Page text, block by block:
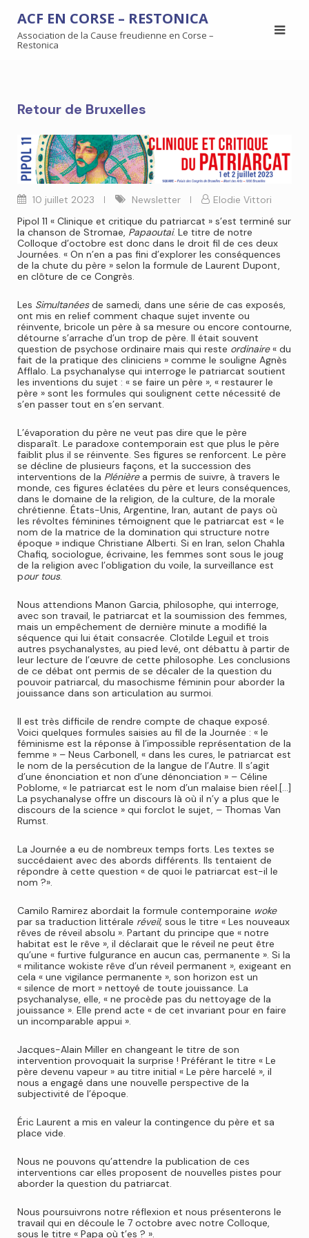
ACF EN CORSE – RESTONICA
Association de la Cause freudienne en Corse –
Restonica
Retour de Bruxelles
10 juillet 2023 Newsletter
Elodie Vittori
Pipol 11 « Clinique et critique du patriarcat » s’est terminé sur
la chanson de Stromae, Papaoutai. Le titre de notre
Colloque d’octobre est donc dans le droit fil de ces deux
Journées. « On n’en a pas fini d’explorer les conséquences
de la chute du père » selon la formule de Laurent Dupont,
en clôture de ce Congrès.
Les Simultanéesde samedi, dans une série de cas exposés,
ont mis en relief comment chaque sujet invente ou
réinvente, bricole un père à sa mesure ou encore contourne,
détourne s’arrache d’un trop de père. Il était souvent
question de psychose ordinaire mais qui reste ordinaire« du
fait de la pratique des cliniciens » comme le souligne Agnès
Afflalo. La psychanalyse qui interroge le patriarcat soutient
les inventions du sujet : « se faire un père », « restaurer le
père » sont les formules qui soulignent cette nécessité de
s’en passer tout en s’en servant.
L’évaporation du père ne veut pas dire que le père
disparaît. Le paradoxe contemporain est que plus le père
faiblit plus il se réinvente. Ses figures se renforcent. Le père
se décline de plusieurs façons, et la succession des
interventions de la Plénière a permis de suivre, à travers le
monde, ces figures éclatées du père et leurs conséquences,
dans le domaine de la religion, de la culture, de la morale
chrétienne. États-Unis, Argentine, Iran, autant de pays où
les révoltes féminines témoignent que le patriarcat est « le
nom de la matrice de la domination qui structure notre
époque » indique Christiane Alberti. Si en Iran, selon Chahla
Chafiq, sociologue, écrivaine, les femmes sont sous le joug
de la religion avec l’obligation du voile, la surveillance est
pour tous.
Nous attendions Manon Garcia, philosophe, qui interroge,
avec son travail, le patriarcat et la soumission des femmes,
mais un empêchement de dernière minute a modifié la
séquence qui lui était consacrée. Clotilde Leguil et trois
autres psychanalystes, au pied levé, ont débattu à partir de
leur lecture de l’œuvre de cette philosophe. Les conclusions
de ce débat ont permis de se décaler de la question du
pouvoir patriarcal, du masochisme féminin pour aborder la
jouissance dans son articulation au surmoi.
Il est très difficile de rendre compte de chaque exposé.
Voici quelques formules saisies au fil de la Journée : « le
féminisme est la réponse à l’impossible représentation de la
femme » – Neus Carbonell, « dans les cures, le patriarcat est
le nom de la persécution de la langue de l’Autre. Il s’agit
d’une énonciation et non d’une dénonciation » – Céline
Poblome, « le patriarcat est le nom d’un malaise bien réel.[…]
La psychanalyse offre un discours là où il n’y a plus que le
discours de la science » qui forclot le sujet, – Thomas Van
Rumst.
La Journée a eu de nombreux temps forts. Les textes se
succédaient avec des abords différents. Ils tentaient de
répondre à cette question « de quoi le patriarcat est-il le
nom ?».
Camilo Ramirez abordait la formule contemporaine woke
par sa traduction littérale réveil, sous le titre « Les nouveaux
rêves de réveil absolu ». Partant du principe que « notre
habitat est le rêve », il déclarait que le réveil ne peut être
qu’une « furtive fulgurance en aucun cas, permanente ». Si la
« militance wokiste rêve d’un réveil permanent », exigeant en
cela « une vigilance permanente », son horizon est un
« silence de mort » nettoyé de toute jouissance. La
psychanalyse, elle, « ne procède pas du nettoyage de la
jouissance ». Elle prend acte « de cet invariant pour en faire
un incomparable appui ».
Jacques-Alain Miller en changeant le titre de son
intervention provoquait la surprise ! Préférant le titre « Le
père devenu vapeur » au titre initial « Le père harcelé », il
nous a engagé dans une nouvelle perspective de la
subjectivité de l’époque.
Éric Laurent a mis en valeur la contingence du père et sa
place vide.
Nous ne pouvons qu’attendre la publication de ces
interventions car elles proposent de nouvelles pistes pour
aborder la question du patriarcat.
Nous poursuivrons notre réflexion et nous présenterons le
travail qui en découle le 7 octobre avec notre Colloque,
sous le titre « Papa où t’es ? ».